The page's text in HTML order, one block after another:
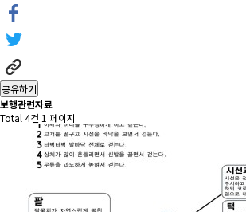
공유하기
보행관련자료
Total 4건 1 페이지